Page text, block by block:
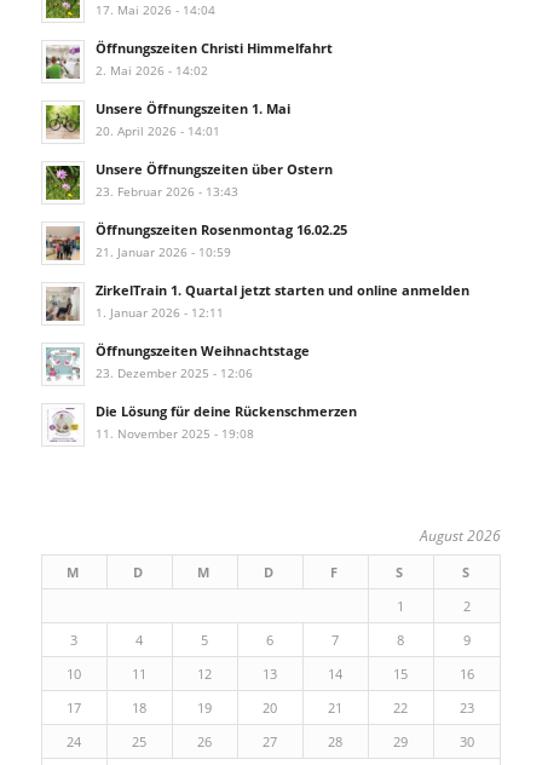
17. Mai 2026 - 14:04
Öffnungszeiten Christi Himmelfahrt
2. Mai 2026 - 14:02
Unsere Öffnungszeiten 1. Mai
20. April 2026 - 14:01
Unsere Öffnungszeiten über Ostern
23. Februar 2026 - 13:43
Öffnungszeiten Rosenmontag 16.02.25
21. Januar 2026 - 10:59
ZirkelTrain 1. Quartal jetzt starten und online anmelden
1. Januar 2026 - 12:11
Öffnungszeiten Weihnachtstage
23. Dezember 2025 - 12:06
Die Lösung für deine Rückenschmerzen
11. November 2025 - 19:08
August 2026
M D M D F S
S
1
2
3
4 5 6 7 8
9
10
11 12 13 14 15
16
17
18 19 20 21 22
23
24
25 26 27 28 29
30